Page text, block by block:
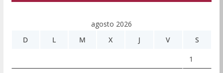
agosto 2026
D
L M X J V S
1